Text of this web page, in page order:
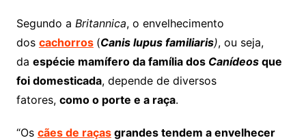
Segundo a Britannica, o envelhecimento
dos cachorros (Canis lupus familiaris), ou seja,
da espécie mamífero da família dos Canídeosque
foi domesticada, depende de diversos
fatores, como o porte e a raça.
“Os cães de raçasgrandes tendem a envelhecer